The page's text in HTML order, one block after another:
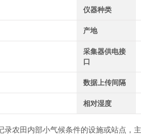
仪器种类
产地
采集器供电接
口
数据上传间隔
相对湿度
录农田内部小气候条件的设施或站点，